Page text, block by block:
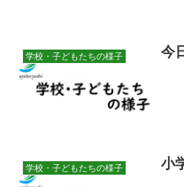
学校・子どもたちの様子 今
学校・子どもたちの様子 小